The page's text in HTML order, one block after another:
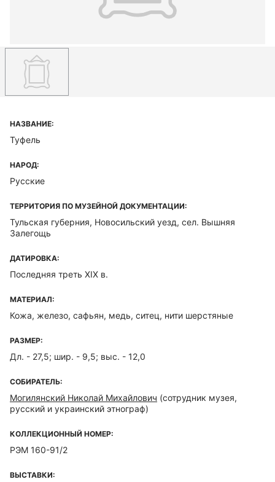
НАЗВАНИЕ:
Туфель
НАРОД:
Русские
ТЕРРИТОРИЯ ПО МУЗЕЙНОЙ ДОКУМЕНТАЦИИ:
Тульская губерния, Новосильский уезд, сел. Вышняя
Залегощь
ДАТИРОВКА:
Последняя треть XIX в.
МАТЕРИАЛ:
Кожа, железо, сафьян, медь, ситец, нити шерстяные
РАЗМЕР:
Дл. - 27,5; шир. - 9,5; выс. - 12,0
СОБИРАТЕЛЬ:
Могилянский Николай Михайлович (сотрудник музея,
русский и украинский этнограф)
КОЛЛЕКЦИОННЫЙ НОМЕР:
РЭМ 160-91/2
ВЫСТАВКИ: